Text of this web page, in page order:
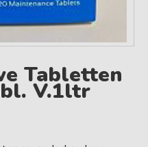
Tabletten
V.1ltr